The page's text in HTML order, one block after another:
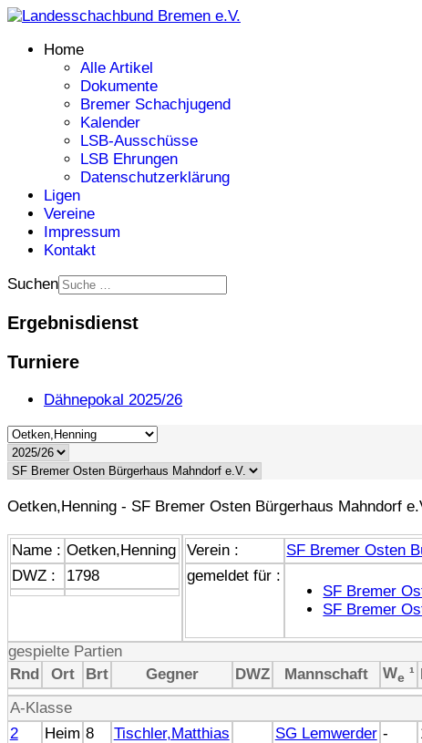
Home
Alle Artikel
Dokumente
Bremer Schachjugend
Kalender
LSB-Ausschüsse
LSB Ehrungen
Datenschutzerklärung
Ligen
Vereine
Impressum
Kontakt
Suchen
Ergebnisdienst
Turniere
Dähnepokal 2025/26
Oetken,Henning - SF Bremer Osten Bürgerhaus Mahndorf
Name : Oetken,Henning
DWZ :
1798
Verein :
SF Bremer Osten
gemeldet für :
SF Bremer
SF Bremer
gespielte Partien
Rnd
Ort Brt Gegner DWZ Mannschaft We ¹
A-Klasse
2
Heim 8 Tischler,Matthias SG Lemwerder -